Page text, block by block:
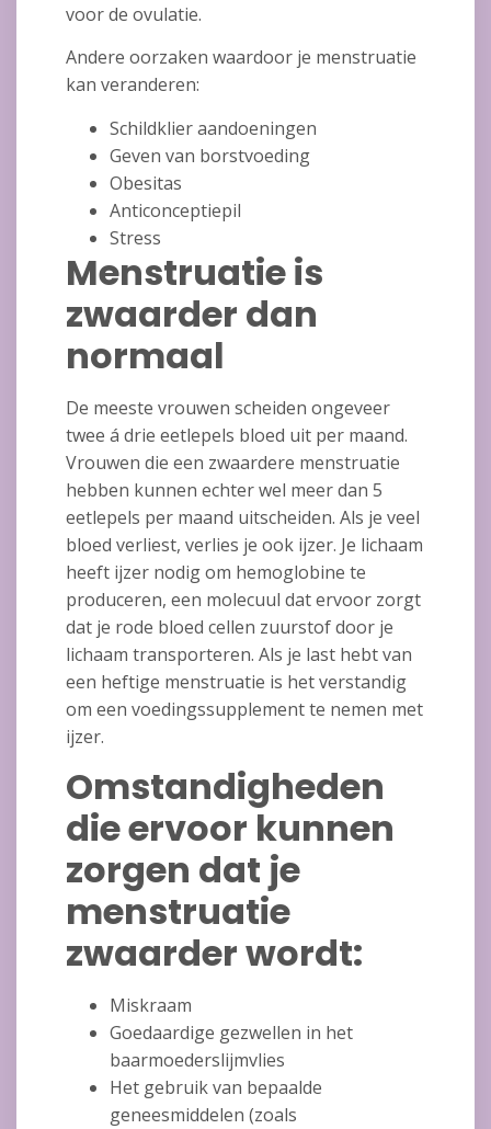
voor de ovulatie.
Andere oorzaken waardoor je menstruatie
kan veranderen:
Schildklier aandoeningen
Geven van borstvoeding
Obesitas
Anticonceptiepil
Stress
Menstruatie is
zwaarder dan
normaal
De meeste vrouwen scheiden ongeveer
twee á drie eetlepels bloed uit per maand.
Vrouwen die een zwaardere menstruatie
hebben kunnen echter wel meer dan 5
eetlepels per maand uitscheiden. Als je veel
bloed verliest, verlies je ook ijzer. Je lichaam
heeft ijzer nodig om hemoglobine te
produceren, een molecuul dat ervoor zorgt
dat je rode bloed cellen zuurstof door je
lichaam transporteren. Als je last hebt van
een heftige menstruatie is het verstandig
om een voedingssupplement te nemen met
ijzer.
Omstandigheden
die ervoor kunnen
zorgen dat je
menstruatie
zwaarder wordt:
Miskraam
Goedaardige gezwellen in het
baarmoederslijmvlies
Het gebruik van bepaalde
geneesmiddelen (zoals